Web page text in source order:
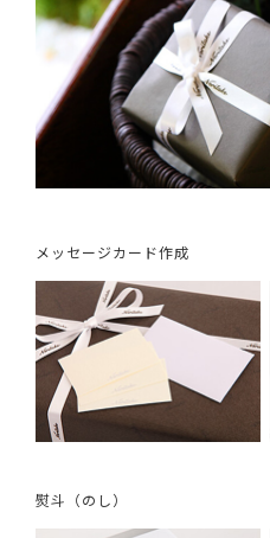
メッセージカード作成
熨斗（のし）